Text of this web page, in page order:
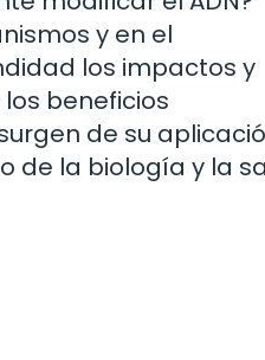
y en el
los impactos y
beneficios
de su
de la biología y la